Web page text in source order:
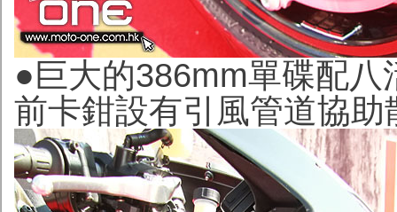
●巨大的386mm單碟配
前卡鉗設有引風管道協助